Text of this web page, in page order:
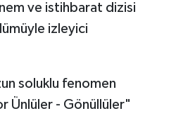
ve istihbarat dizisi
izleyici
soluklu fenomen
Ünlüler - Gönüllüler"